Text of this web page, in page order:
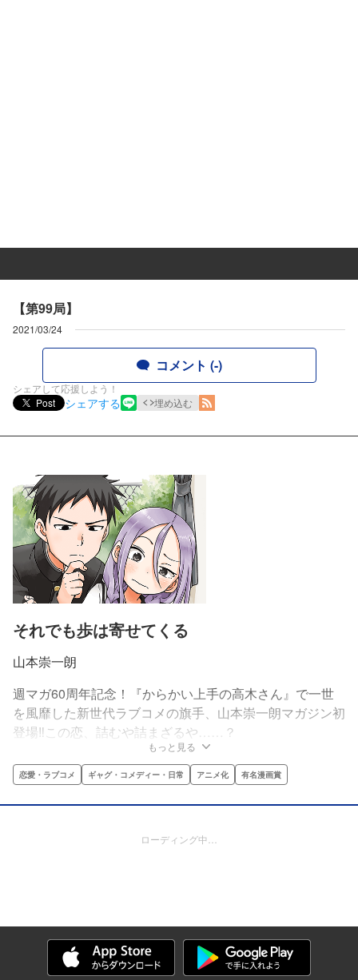
【第99局】
2021/03/24
コメント (-)
シェアして応援しよう！
Post
シェアする 埋め込む
それでも歩は寄せてくる
山本崇一朗
週マガ60周年記念！『からかい上手の高木さん』で一世
を風靡した新世代ラブコメの旗手、山本崇一朗マガジン初
登場‼この恋、詰むや詰まざるや……？
もっと見る
恋愛・ラブコメ ギャグ・コメディー・日常 アニメ化 有名漫画賞
ローディング中…